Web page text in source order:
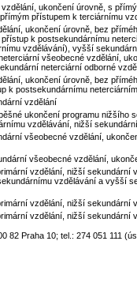
ukončení úrovně, s
přístupem k terciárnímu
ukončení úrovně, bez
k postsekundárnímu
vzdělávání), vyšší
všeobecné vzdělání,
neterciární odborné
ukončení úrovně, bez
k postsekundárnímu
vzdělání
ukončení programu
vzdělávání, nižší
všeobecné vzdělání,
všeobecné vzdělání,
vzdělání, nižší
vzdělávání a vyšší
vzdělání, nižší sekundární
vzdělání, nižší
82 Praha 10; tel.: 274 051 111